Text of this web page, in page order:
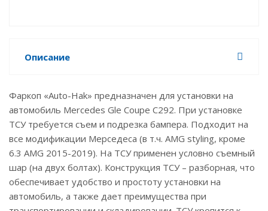
Описание
Фаркоп «Auto-Hak» предназначен для установки на
автомобиль Mercedes Gle Coupe C292. При установке
ТСУ требуется съем и подрезка бампера. Подходит на
все модификации Мерседеса (в т.ч. AMG styling, кроме
6.3 AMG 2015-2019). На ТСУ применен условно съемный
шар (на двух болтах). Конструкция ТСУ – разборная, что
обеспечивает удобство и простоту установки на
автомобиль, а также дает преимущества при